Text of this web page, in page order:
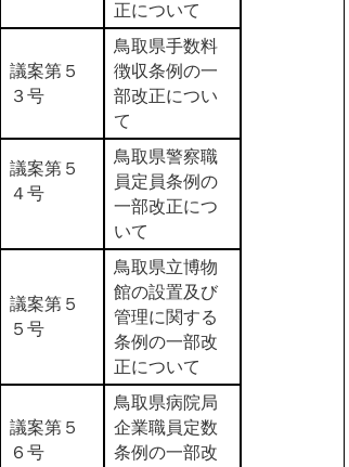
正について
議案第５
３号
鳥取県手数料
徴収条例の一
部改正につい
て
議案第５
４号
鳥取県警察職
員定員条例の
一部改正につ
いて
議案第５
５号
鳥取県立博物
館の設置及び
管理に関する
条例の一部改
正について
議案第５
６号
鳥取県病院局
企業職員定数
条例の一部改